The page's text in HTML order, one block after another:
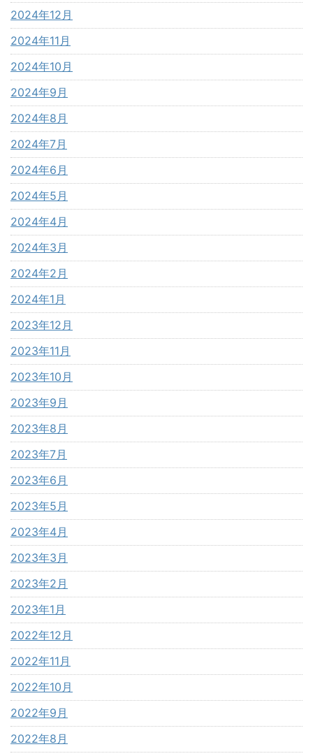
2024年12月
2024年11月
2024年10月
2024年9月
2024年8月
2024年7月
2024年6月
2024年5月
2024年4月
2024年3月
2024年2月
2024年1月
2023年12月
2023年11月
2023年10月
2023年9月
2023年8月
2023年7月
2023年6月
2023年5月
2023年4月
2023年3月
2023年2月
2023年1月
2022年12月
2022年11月
2022年10月
2022年9月
2022年8月